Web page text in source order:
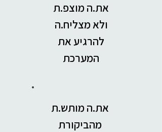
את.ה מוצפ.ת
ולא מצליח.ה
להרגיע את
המערכת
את.ה מותש.ת
מהביקורת